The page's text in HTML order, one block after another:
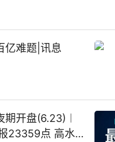
盈转亏
亿难题|讯息
开盘(6.23)︱
23359点 高水